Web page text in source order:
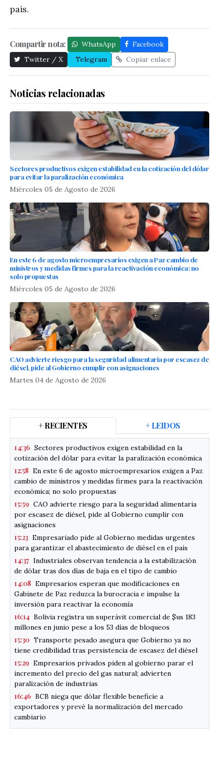
país.
Compartir nota: WhatsApp
Facebook
Twitter / X
Telegram Copiar enlace
Noticias relacionadas
Sectores productivos exigen estabilidad en la cotización del dólar
para evitar la paralización económica
Miércoles 05 de Agosto de 2026
En este 6 de agosto microempresarios exigen a Paz cambio de
ministros y medidas firmes para la reactivación económica; no
solo propuestas
Miércoles 05 de Agosto de 2026
CAO advierte riesgo para la seguridad alimentaria por escasez de
diésel, pide al Gobierno cumplir con asignaciones
Martes 04 de Agosto de 2026
+ RECIENTES + LEIDOS
14:36 Sectores productivos exigen estabilidad en la
cotización del dólar para evitar la paralización económica
12:58 En este 6 de agosto microempresarios exigen a Paz
cambio de ministros y medidas firmes para la reactivación
económica; no solo propuestas
15:59 CAO advierte riesgo para la seguridad alimentaria
por escasez de diésel, pide al Gobierno cumplir con
asignaciones
15:23 Empresariado pide al Gobierno medidas urgentes
para garantizar el abastecimiento de diésel en el país
14:37 Industriales observan tendencia a la estabilización
de dólar tras dos días de baja en el tipo de cambio
14:08 Empresarios esperan que modificaciones en
Gabinete de Paz reduzca la burocracia e impulse la
inversión para reactivar la economía
16:14 Bolivia registra un superávit comercial de $us 183
millones en junio pese a los 53 días de bloqueos
15:30 Transporte pesado asegura que Gobierno ya no
tiene credibilidad tras persistencia de escasez del diésel
15:29 Empresarios privados piden al gobierno parar el
incremento del precio del gas natural; advierten
paralización de industrias
16:46 BCB niega que dólar flexible beneficie a
exportadores y prevé la normalización del mercado
cambiario